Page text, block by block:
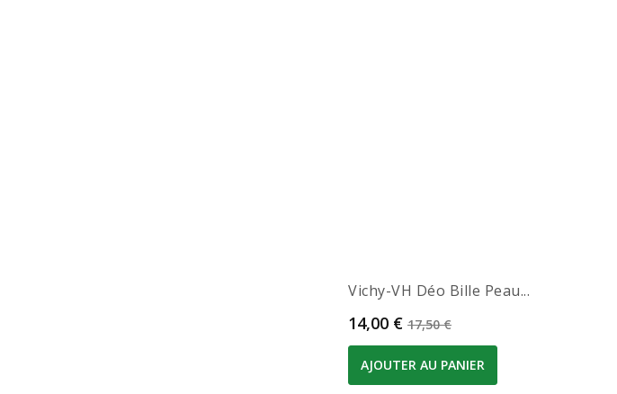
Vichy-VH Déo Bille Peau...
Prix
14,00 € Prix de base
17,50 €
AJOUTER AU PANIER